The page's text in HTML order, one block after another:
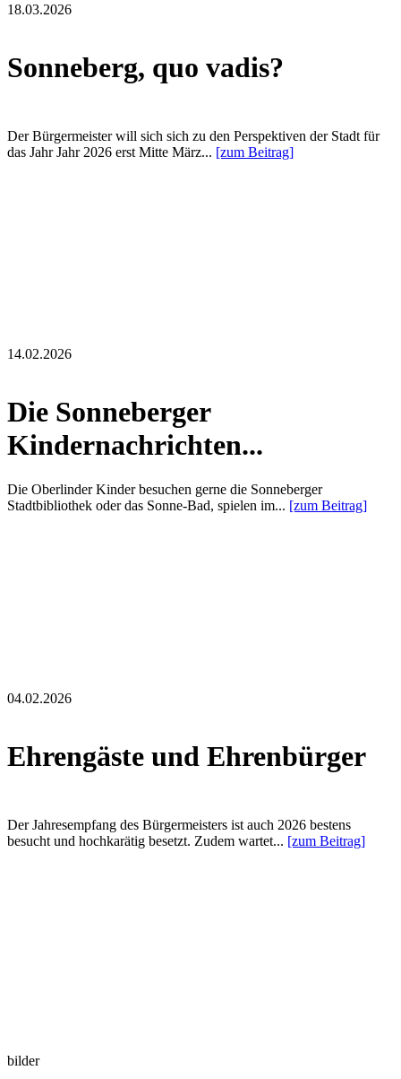
18.03.2026
Sonneberg, quo vadis?
Der Bürgermeister will sich sich zu den Perspektiven der Stadt für
das Jahr Jahr 2026 erst Mitte März... [zum Beitrag]
14.02.2026
Die Sonneberger
Kindernachrichten...
Die Oberlinder Kinder besuchen gerne die Sonneberger
Stadtbibliothek oder das Sonne-Bad, spielen im... [zum Beitrag]
04.02.2026
Ehrengäste und Ehrenbürger
Der Jahresempfang des Bürgermeisters ist auch 2026 bestens
besucht und hochkarätig besetzt. Zudem wartet... [zum Beitrag]
bilder